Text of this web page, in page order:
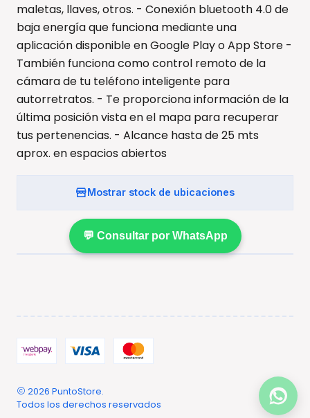
maletas, llaves, otros. - Conexión bluetooth 4.0 de
baja energía que funciona mediante una
aplicación disponible en Google Play o App Store -
También funciona como control remoto de la
cámara de tu teléfono inteligente para
autorretratos. - Te proporciona información de la
última posición vista en el mapa para recuperar
tus pertenencias. - Alcance hasta de 25 mts
aprox. en espacios abiertos
Mostrar stock de ubicaciones
💬 Consultar por WhatsApp
2026 PuntoStore.
Todos los derechos reservados